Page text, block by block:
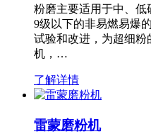
粉磨主要适用于中、低
9级以下的非易燃易爆
试验和改进，为超细
机，…
了解详情
雷蒙磨粉机